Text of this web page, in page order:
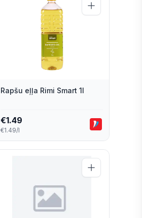
Rapšu eļļa Rimi Smart 1l
€1.49
€1.49/l